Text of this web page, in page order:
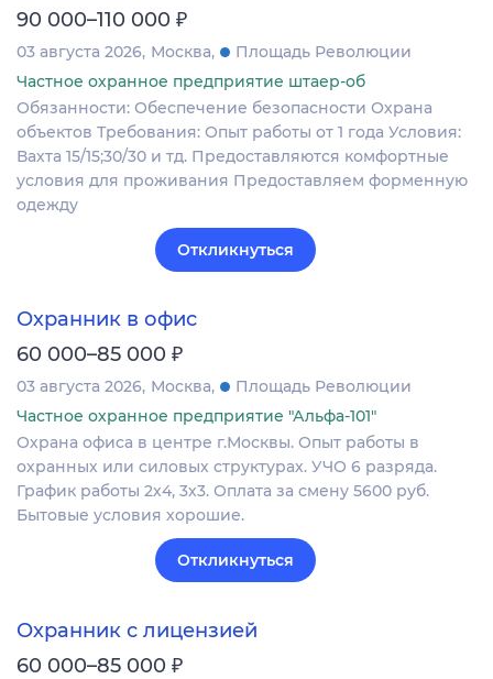
90 000–110 000 ₽
03 августа 2026 Москва
Площадь Революции
Частное охранное предприятие штаер-об
Обязанности: Обеспечение безопасности Охрана
объектов Требования: Опыт работы от 1 года Условия:
Вахта 15/15;30/30 и тд. Предоставляются комфортные
условия для проживания Предоставляем форменную
одежду
Откликнуться
Охранник в офис
60 000–85 000 ₽
03 августа 2026 Москва
Площадь Революции
Частное охранное предприятие "Альфа-101"
Охрана офиса в центре г.Москвы. Опыт работы в
охранных или силовых структурах. УЧО 6 разряда.
График работы 2х4, 3х3. Оплата за смену 5600 руб.
Бытовые условия хорошие.
Откликнуться
Охранник с лицензией
60 000–85 000 ₽